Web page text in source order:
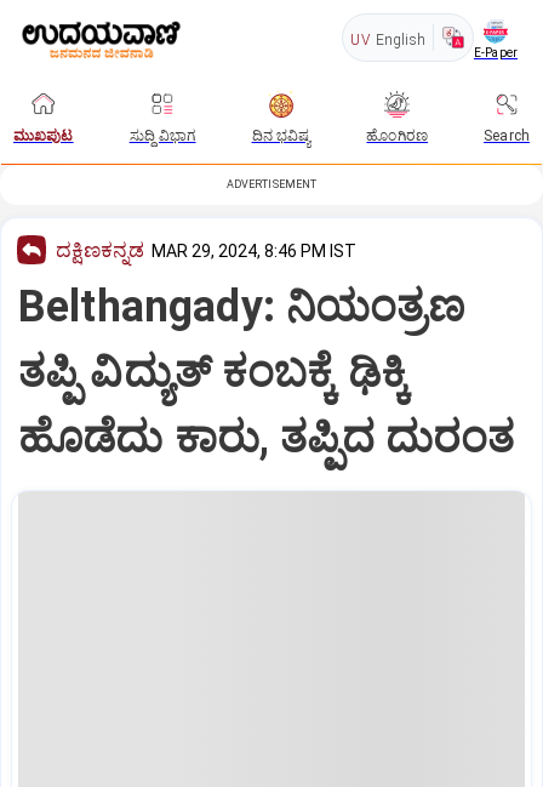
UV English
E-Paper
ಮುಖಪುಟ ಸುದ್ದಿ ವಿಭಾಗ ದಿನ ಭವಿಷ್ಯ ಹೊಂಗಿರಣ Search
ADVERTISEMENT
ದಕ್ಷಿಣಕನ್ನಡ MAR 29, 2024, 8:46 PM IST
Belthangady: ನಿಯಂತ್ರಣ
ತಪ್ಪಿ ವಿದ್ಯುತ್‌ ಕಂಬಕ್ಕೆ ಢಿಕ್ಕಿ
ಹೊಡೆದು ಕಾರು, ತಪ್ಪಿದ ದುರಂತ